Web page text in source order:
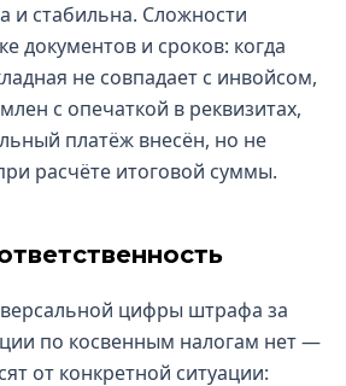
и стабильна. Сложности
документов и сроков: когда
не совпадает с инвойсом,
с опечаткой в реквизитах,
платёж внесён, но не
расчёте итоговой суммы.
цифры штрафа за
по косвенным налогам нет —
от конкретной ситуации: